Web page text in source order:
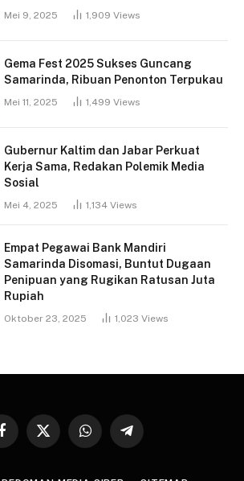
Mei 9, 2025 1,909 Views
Gema Fest 2025 Sukses Guncang
Samarinda, Ribuan Penonton Terpukau
Mei 11, 2025 1,499 Views
Gubernur Kaltim dan Jabar Perkuat
Kerja Sama, Redakan Polemik Media
Sosial
Mei 4, 2025 1,134 Views
Empat Pegawai Bank Mandiri
Samarinda Disomasi, Buntut Dugaan
Penipuan yang Rugikan Ratusan Juta
Rupiah
Oktober 23, 2025 1,023 Views
Facebook
X
WhatsAppTelegram